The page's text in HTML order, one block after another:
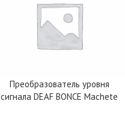
Преобразователь уровня
сигнала DEAF BONCE Machete